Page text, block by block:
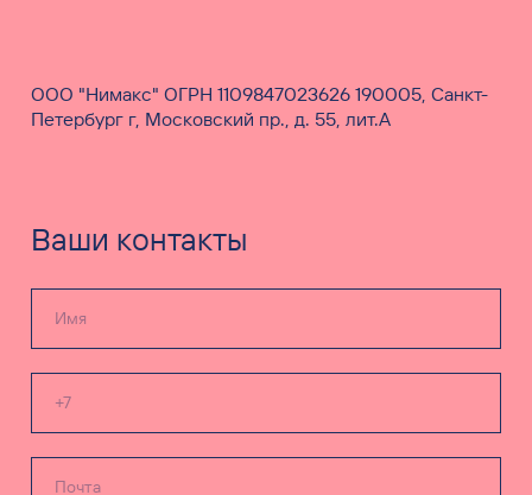
ООО "Нимакс" ОГРН 1109847023626 190005, Санкт-
Петербург г, Московский пр., д. 55, лит.А
Ваши контакты